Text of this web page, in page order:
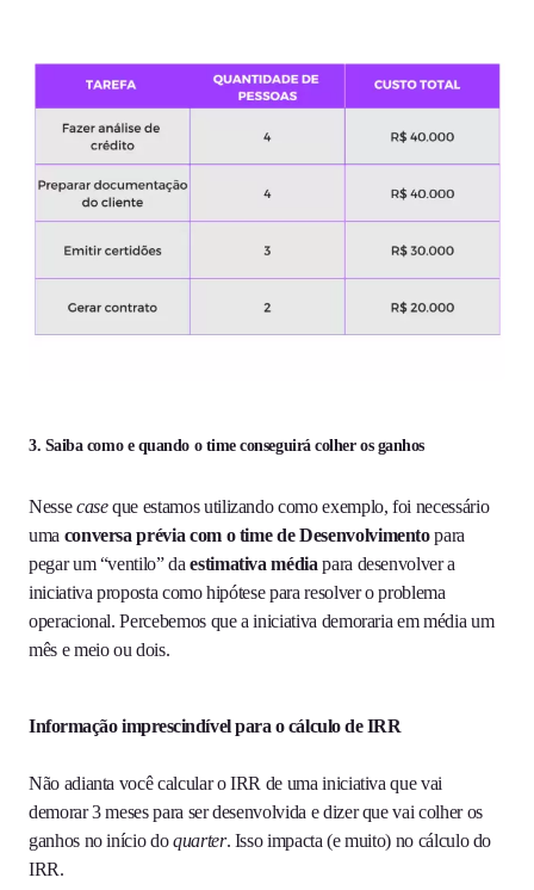
3. Saiba como e quando o time conseguirá colher os ganhos
Nessecaseque estamos utilizando como exemplo, foi necessário
uma conversa prévia com o time de Desenvolvimentopara
pegar um “ventilo” daestimativa média para desenvolver a
iniciativa proposta como hipótese para resolver o problema
operacional. Percebemos que a iniciativa demoraria em média um
mês e meio ou dois.
Informação imprescindível para o cálculo de IRR
Não adianta você calcular o IRR de uma iniciativa que vai
demorar 3 meses para ser desenvolvida e dizer que vai colher os
ganhos no início doquarter. Isso impacta (e muito) no cálculo do
IRR.